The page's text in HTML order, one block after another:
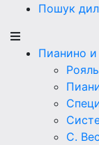
Пошук
Пианино
Рояль
C.